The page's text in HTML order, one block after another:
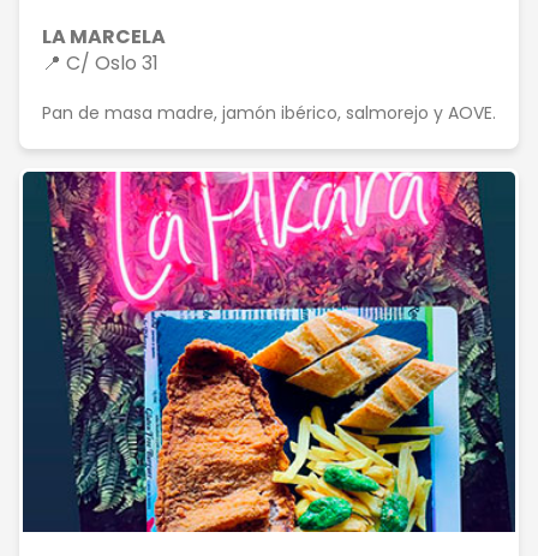
LA MARCELA
📍 C/ Oslo 31
Pan de masa madre, jamón ibérico, salmorejo y AOVE.